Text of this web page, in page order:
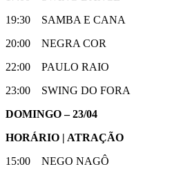
19:30 SAMBA E CANA
20:00 NEGRA COR
22:00 PAULO RAIO
23:00 SWING DO FORA
DOMINGO – 23/04
HORÁRIO | ATRAÇÃO
15:00 NEGO NAGÔ